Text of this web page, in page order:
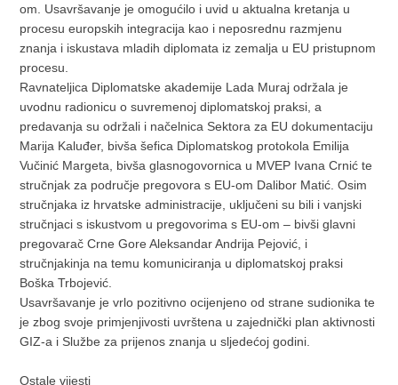
om. Usavršavanje je omogućilo i uvid u aktualna kretanja u
procesu europskih integracija kao i neposrednu razmjenu
znanja i iskustava mladih diplomata iz zemalja u EU pristupnom
procesu.
Ravnateljica Diplomatske akademije Lada Muraj održala je
uvodnu radionicu o suvremenoj diplomatskoj praksi, a
predavanja su održali i načelnica Sektora za EU dokumentaciju
Marija Kaluđer, bivša šefica Diplomatskog protokola Emilija
Vučinić Margeta, bivša glasnogovornica u MVEP Ivana Crnić te
stručnjak za područje pregovora s EU-om Dalibor Matić. Osim
stručnjaka iz hrvatske administracije, uključeni su bili i vanjski
stručnjaci s iskustvom u pregovorima s EU-om – bivši glavni
pregovarač Crne Gore Aleksandar Andrija Pejović, i
stručnjakinja na temu komuniciranja u diplomatskoj praksi
Boška Trbojević.
Usavršavanje je vrlo pozitivno ocijenjeno od strane sudionika te
je zbog svoje primjenjivosti uvrštena u zajednički plan aktivnosti
GIZ-a i Službe za prijenos znanja u sljedećoj godini.
Ostale vijesti